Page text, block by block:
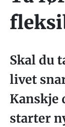
Skal du
livet
Kanskje
starter